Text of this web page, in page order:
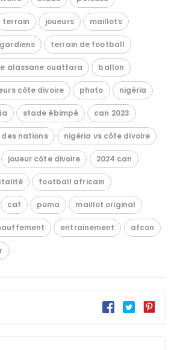
terrain joueurs maillots
gardiens terrain de football
alassane ouattara ballon
côte divoire photo nigéria
stade ébimpé can 2023
nations nigéria vs côte divoire
joueur côte divoire 2024 can
football africain
caf puma maillot original
entrainement afcon